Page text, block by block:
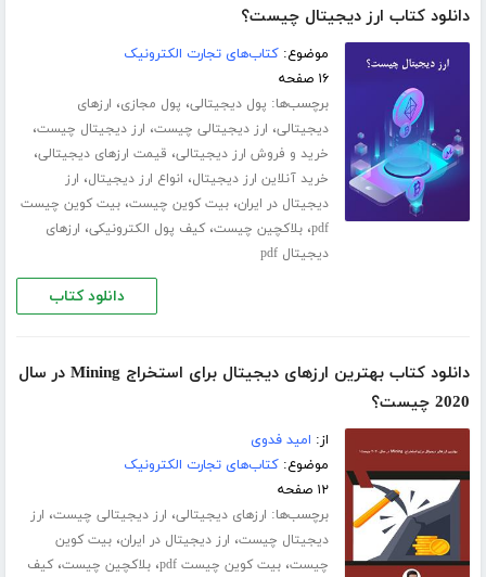
دانلود کتاب ارز دیجیتال چیست؟
موضوع:کتاب‌های تجارت الکترونیک
۱۶ صفحه
برچسب‌ها: پول دیجیتالی، پول مجازی، ارزهای
دیجیتالی، ارز دیجیتالی چیست، ارز دیجیتال چیست،
خرید و فروش ارز دیجیتالی، قیمت ارزهای دیجیتالی،
خرید آنلاین ارز دیجیتال، انواع ارز دیجیتال، ارز
دیجیتال در ایران،بیت کوین چیست،بیت کوین چیست
pdf،بلاکچین چیست،کیف پول الکترونیکی، ارزهای
دیجیتال pdf
دانلود کتاب
دانلود کتاب بهترین ارزهای دیجیتال برای استخراج Mining در سال
2020 چیست؟
از: امید فدوی
موضوع:کتاب‌های تجارت الکترونیک
۱۲ صفحه
برچسب‌ها: ارزهای دیجیتالی، ارز دیجیتالی چیست، ارز
دیجیتال چیست، ارز دیجیتال در ایران،بیت کوین
چیست،بیت کوین چیست pdf ،بلاکچین چیست،کیف